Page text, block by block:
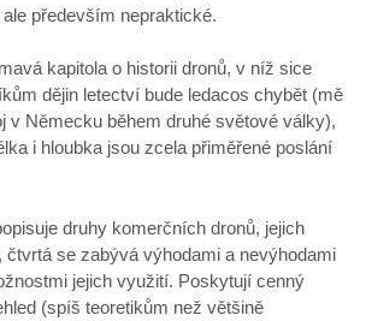
především nepraktické.
kapitola o historii dronů, v níž sice
dějin letectví bude ledacos chybět (mě
v Německu během druhé světové války),
i hloubka jsou zcela přiměřené poslání
druhy komerčních dronů, jejich
čtvrtá se zabývá výhodami a nevýhodami
jejich využití. Poskytují cenný
(spíš teoretikům než většině